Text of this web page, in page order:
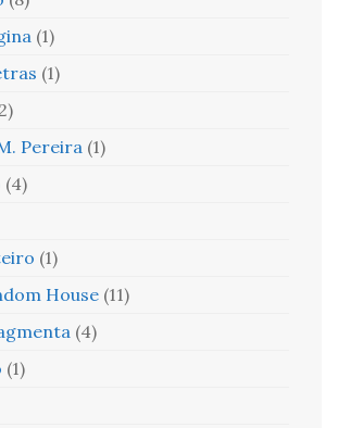
(1)
(1)
Pereira (1)
(4)
(1)
House (11)
(4)
(1)